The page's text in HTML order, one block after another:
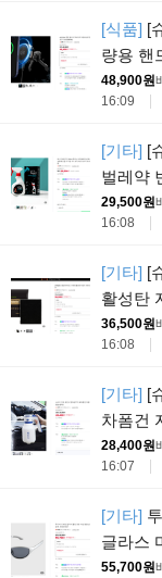
[식품] [
량용 핸
48,900원
16:09
[기타] [
벌레약
29,500원
16:08
[기타] [
활성탄
36,500원
16:08
[기타] [
차폼건
28,400원
16:07
[기타]
글라스
55,700원